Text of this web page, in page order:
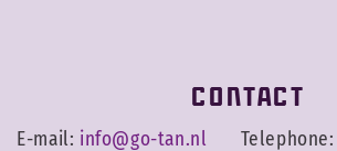
Contact
E-mail: info@go-tan.nl Telephone: